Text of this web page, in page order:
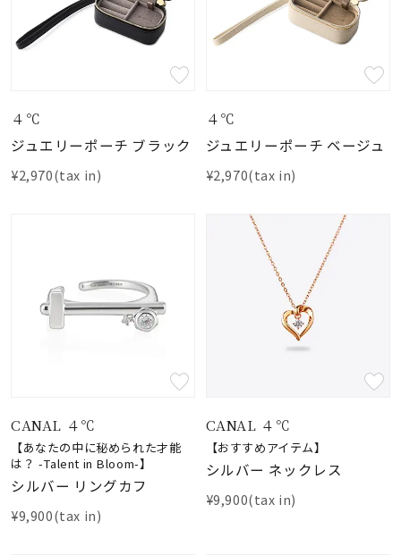
４℃
ジュエリーポーチ ブラック
¥2,970(tax in)
４℃
ジュエリーポーチ ベージュ
¥2,970(tax in)
CANAL ４℃
【あなたの中に秘められた才能
は？ -Talent in Bloom-】
シルバー リングカフ
¥9,900(tax in)
CANAL ４℃
【おすすめアイテム】
シルバー ネックレス
¥9,900(tax in)